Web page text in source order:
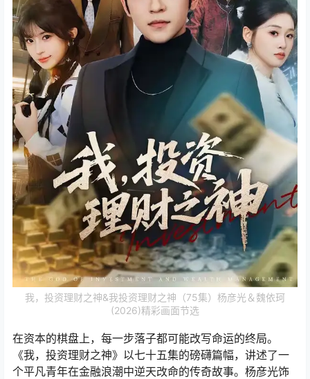
我，投资理财之神&我投资理财之神（75集）杨彦光＆魏依珂
(2026)精彩画面节选
在资本的棋盘上，每一步落子都可能改写命运的终局。
《我，投资理财之神》以七十五集的磅礴篇幅，讲述了一
个平凡青年在金融浪潮中逆天改命的传奇故事。杨彦光饰